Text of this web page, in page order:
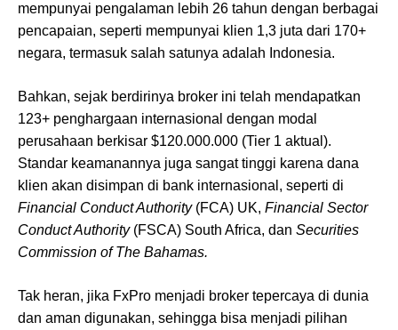
mempunyai pengalaman lebih 26 tahun dengan berbagai
pencapaian, seperti mempunyai klien 1,3 juta dari 170+
negara, termasuk salah satunya adalah Indonesia.
Bahkan, sejak berdirinya broker ini telah mendapatkan
123+ penghargaan internasional dengan modal
perusahaan berkisar $120.000.000 (Tier 1 aktual).
Standar keamanannya juga sangat tinggi karena dana
klien akan disimpan di bank internasional, seperti di
Financial Conduct Authority (FCA) UK, Financial Sector
Conduct Authority (FSCA) South Africa, dan Securities
Commission of The Bahamas.
Tak heran, jika FxPro menjadi broker tepercaya di dunia
dan aman digunakan, sehingga bisa menjadi pilihan